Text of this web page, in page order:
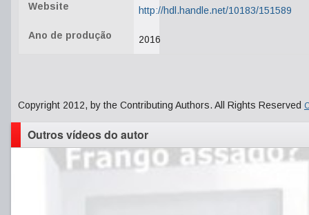
Website http://hdl.handle.net/10183/151589
Ano de produção 2016
Copyright 2012, by the Contributing Authors. All Rights Reserved
Outros vídeos do autor